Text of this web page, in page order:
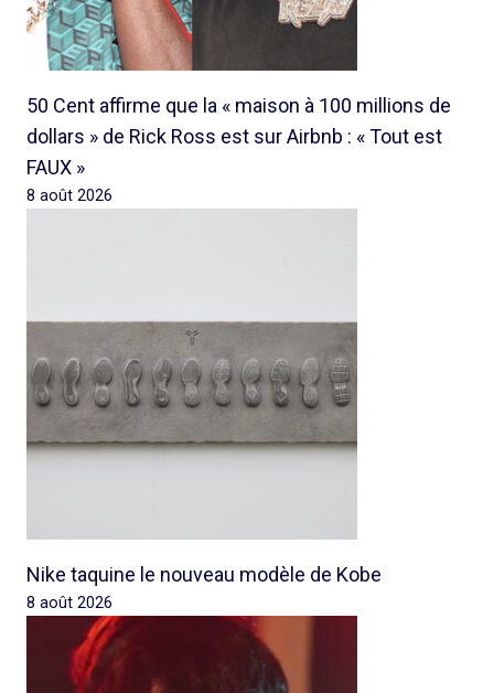
50 Cent affirme que la « maison à 100 millions de
dollars » de Rick Ross est sur Airbnb : « Tout est
FAUX »
8 août 2026
Nike taquine le nouveau modèle de Kobe
8 août 2026